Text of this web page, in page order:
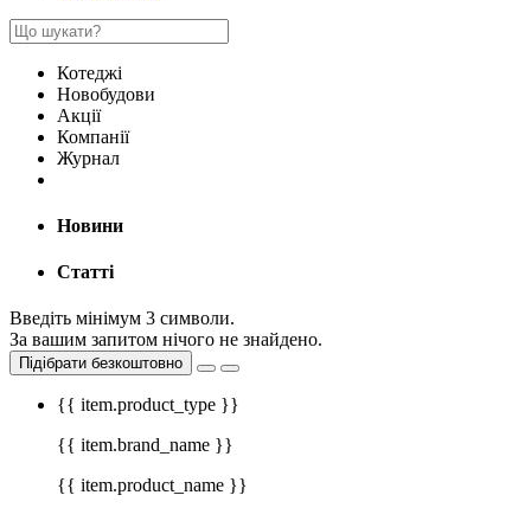
Котеджі
Новобудови
Акції
Компанії
Журнал
Новини
Статті
Введіть мінімум 3 символи.
За вашим запитом нічого не знайдено.
Підібрати безкоштовно
{{ item.product_type }}
{{ item.brand_name }}
{{ item.product_name }}